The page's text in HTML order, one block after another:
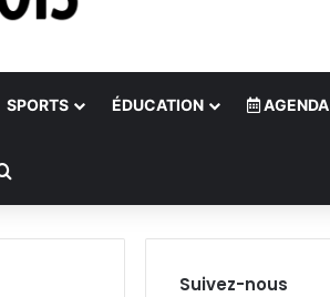
SPORTS ÉDUCATION AGENDA
Aléatoire(barre latérale)
Rechercher
Suivez-nous